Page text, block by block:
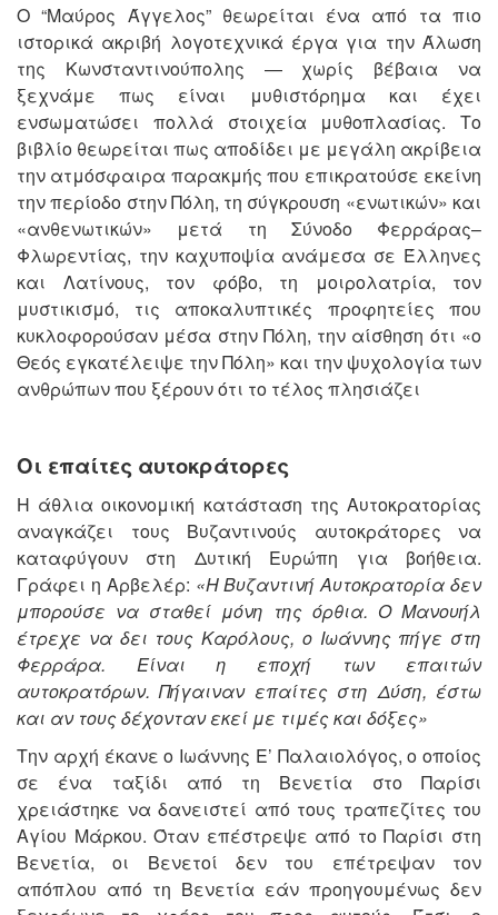
Ο “Μαύρος Άγγελος” θεωρείται ένα από τα πιο
ιστορικά ακριβή λογοτεχνικά έργα για την Άλωση
της Κωνσταντινούπολης — χωρίς βέβαια να
ξεχνάμε πως είναι μυθιστόρημα και έχει
ενσωματώσει πολλά στοιχεία μυθοπλασίας. Το
βιβλίο θεωρείται πως αποδίδει με μεγάλη ακρίβεια
την ατμόσφαιρα παρακμής που επικρατούσε εκείνη
την περίοδο στην Πόλη, τη σύγκρουση «ενωτικών» και
«ανθενωτικών» μετά τη Σύνοδο Φερράρας–
Φλωρεντίας, την καχυποψία ανάμεσα σε Έλληνες
και Λατίνους, τον φόβο, τη μοιρολατρία, τον
μυστικισμό, τις αποκαλυπτικές προφητείες που
κυκλοφορούσαν μέσα στην Πόλη, την αίσθηση ότι «ο
Θεός εγκατέλειψε την Πόλη» και την ψυχολογία των
ανθρώπων που ξέρουν ότι το τέλος πλησιάζει
Οι επαίτες αυτοκράτορες
Η άθλια οικονομική κατάσταση της Αυτοκρατορίας
αναγκάζει τους Βυζαντινούς αυτοκράτορες να
καταφύγουν στη Δυτική Ευρώπη για βοήθεια.
Γράφει η Αρβελέρ: «Η Βυζαντινή Αυτοκρατορία δεν
μπορούσε να σταθεί μόνη της όρθια. Ο Μανουήλ
έτρεχε να δει τους Καρόλους, ο Ιωάννης πήγε στη
Φερράρα. Είναι η εποχή των επαιτών
αυτοκρατόρων. Πήγαιναν επαίτες στη Δύση, έστω
και αν τους δέχονταν εκεί με τιμές και δόξες»
Την αρχή έκανε ο Ιωάννης Ε’ Παλαιολόγος, ο οποίος
σε ένα ταξίδι από τη Βενετία στο Παρίσι
χρειάστηκε να δανειστεί από τους τραπεζίτες του
Αγίου Μάρκου. Όταν επέστρεψε από το Παρίσι στη
Βενετία, οι Βενετοί δεν του επέτρεψαν τον
απόπλου από τη Βενετία εάν προηγουμένως δεν